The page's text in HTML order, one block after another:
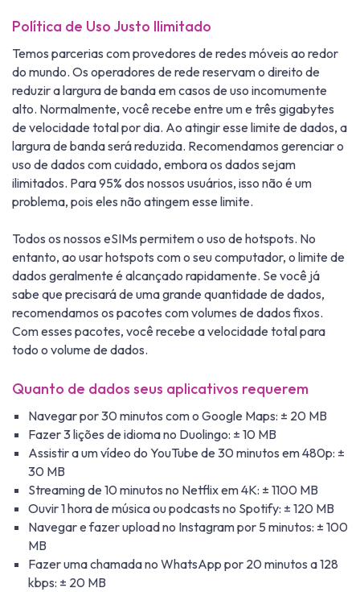
Política de Uso Justo Ilimitado
Temos parcerias com provedores de redes móveis ao redor
do mundo. Os operadores de rede reservam o direito de
reduzir a largura de banda em casos de uso incomumente
alto. Normalmente, você recebe entre um e três gigabytes
de velocidade total por dia. Ao atingir esse limite de dados, a
largura de banda será reduzida. Recomendamos gerenciar o
uso de dados com cuidado, embora os dados sejam
ilimitados. Para 95% dos nossos usuários, isso não é um
problema, pois eles não atingem esse limite.
Todos os nossos eSIMs permitem o uso de hotspots. No
entanto, ao usar hotspots com o seu computador, o limite de
dados geralmente é alcançado rapidamente. Se você já
sabe que precisará de uma grande quantidade de dados,
recomendamos os pacotes com volumes de dados fixos.
Com esses pacotes, você recebe a velocidade total para
todo o volume de dados.
Quanto de dados seus aplicativos requerem
Navegar por 30 minutos com o Google Maps: ± 20 MB
Fazer 3 lições de idioma no Duolingo: ± 10 MB
Assistir a um vídeo do YouTube de 30 minutos em 480p: ±
30 MB
Streaming de 10 minutos no Netflix em 4K: ± 1100 MB
Ouvir 1 hora de música ou podcasts no Spotify: ± 120 MB
Navegar e fazer upload no Instagram por 5 minutos: ± 100
MB
Fazer uma chamada no WhatsApp por 20 minutos a 128
kbps: ± 20 MB